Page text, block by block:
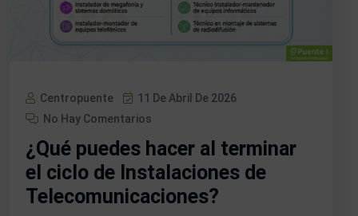
Centropuente
11 De Abril De 2026
No Hay Comentarios
¿Qué puedes hacer al terminar
el ciclo de Instalaciones de
Telecomunicaciones?